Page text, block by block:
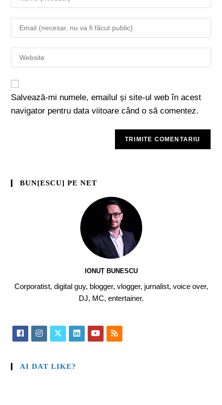
Salvează-mi numele, emailul și site-ul web în acest
navigator pentru data viitoare când o să comentez.
BUN[ESCU] PE NET
IONUȚ BUNESCU
Corporatist, digital guy, blogger, vlogger, jurnalist, voice over,
DJ, MC, entertainer.
AI DAT LIKE?